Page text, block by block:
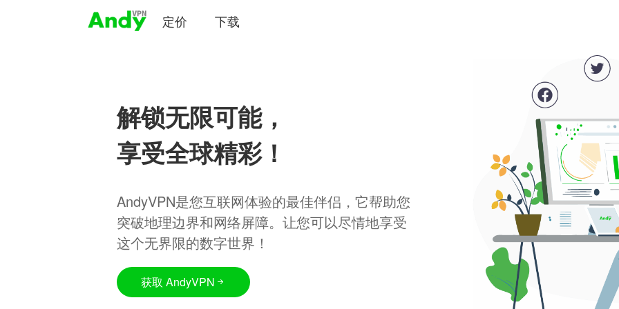
定价 下载
解锁无限可能，
享受全球精彩！
AndyVPN是您互联网体验的最佳伴侣，它帮助您
突破地理边界和网络屏障。让您可以尽情地享受
这个无界限的数字世界！
获取 AndyVPN